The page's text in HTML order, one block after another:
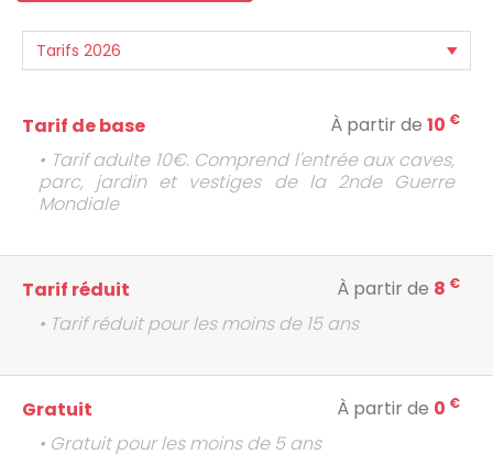
Tarif de base À partir de 10 €
• Tarif adulte 10€. Comprend l'entrée aux caves,
parc, jardin et vestiges de la 2nde Guerre
Mondiale
Tarif réduit À partir de 8 €
• Tarif réduit pour les moins de 15 ans
Gratuit À partir de 0 €
• Gratuit pour les moins de 5 ans